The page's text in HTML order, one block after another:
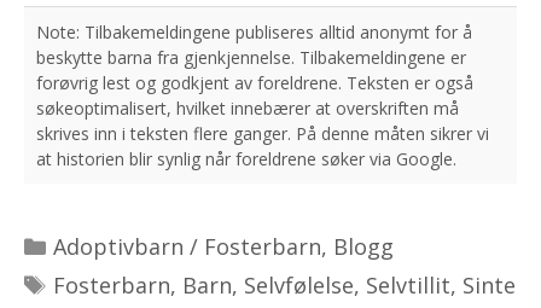
Kategorier
Adoptivbarn / Fosterbarn, Blogg
Stikkord
Fosterbarn, Barn, Selvfølelse, Selvtillit, Sinte